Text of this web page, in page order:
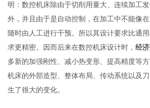
明：数控机床除由于切削用量大、连续加工
外，并且由于是自动控制，在加工中不能像在
随时由人工进行干预。所以其设计要求比通
求更精密。因而后来在数控机床设计时，经
多新的加强刚性、减小热变形、提高精度等
机床的外部造型、整体布局、传动系统以及
生了很大的变化。